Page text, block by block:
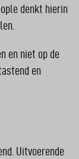
denkt hierin
en niet op de
en
Uitvoerende